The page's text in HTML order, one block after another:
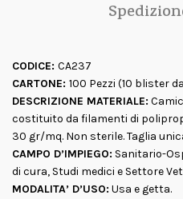
CODICE: CA237
CARTONE: 100 Pezzi (10 blister
DESCRIZIONE MATERIALE:
costituito da filamenti di
30 gr/mq. Non sterile. Taglia
CAMPO D’IMPIEGO: Sanitario-
di cura, Studi medici e Settore
MODALITA’ D’USO: Usa e getta.